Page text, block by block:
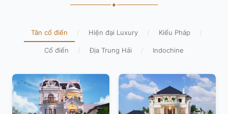
✦
Tân cổ điển / Hiện đại Luxury / Kiểu Pháp /
Cổ điển / Địa Trung Hải / Indochine